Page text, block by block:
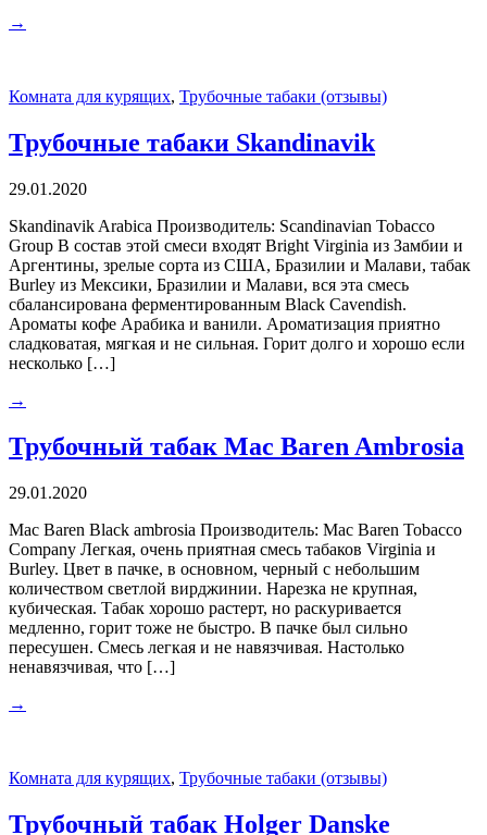
→
Комната для курящих, Трубочные табаки (отзывы)
Трубочные табаки Skandinavik
29.01.2020
Skandinavik Arabica Производитель: Scandinavian Tobacco
Group В состав этой смеси входят Bright Virginia из Замбии и
Аргентины, зрелые сорта из США, Бразилии и Малави, табак
Burley из Мексики, Бразилии и Малави, вся эта смесь
сбалансирована ферментированным Black Cavendish.
Ароматы кофе Арабика и ванили. Ароматизация приятно
сладковатая, мягкая и не сильная. Горит долго и хорошо если
несколько […]
→
Трубочный табак Mac Baren Ambrosia
29.01.2020
Mac Baren Black ambrosia Производитель: Mac Baren Tobacco
Company Легкая, очень приятная смесь табаков Virginia и
Burley. Цвет в пачке, в основном, черный с небольшим
количеством светлой вирджинии. Нарезка не крупная,
кубическая. Табак хорошо растерт, но раскуривается
медленно, горит тоже не быстро. В пачке был сильно
пересушен. Смесь легкая и не навязчивая. Настолько
ненавязчивая, что […]
→
Комната для курящих, Трубочные табаки (отзывы)
Трубочный табак Holger Danske